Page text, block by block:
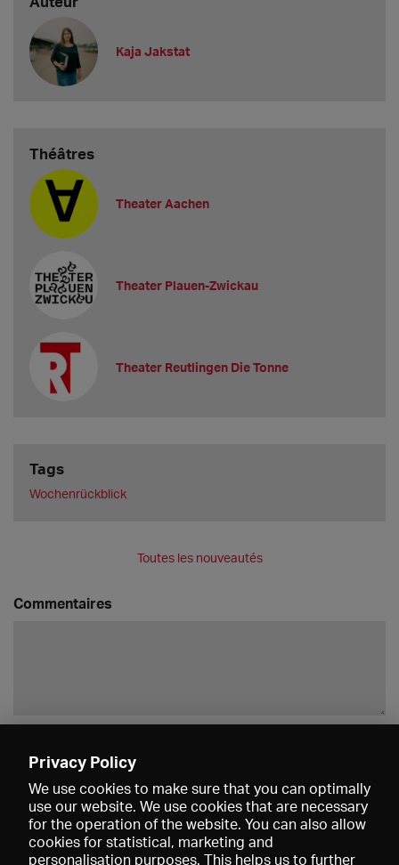
Kaja Jakstat
Théâtres
Theater Aachen
Theater Plauen-Zwickau
Theater Reutlingen Die Tonne
Tags
Wochenrückblick
Toutes les nouveautés
Commentaires
Privacy Policy
We use cookies to make sure that you can optimally
use our website. We use cookies that are necessary
for the operation of the website. You can also allow
cookies for statistical, marketing and
personalisation purposes. This helps us to further